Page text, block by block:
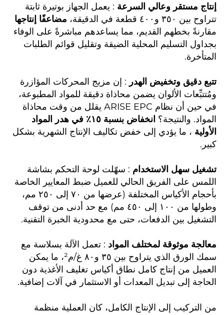
إنتاج مستقر وعالي السرعة : يعمل الجهاز بوتيرة ثابتة
تتراوح بين ٣٥٠ و٤٠٠ قطعة في الدقيقة،
مضاعفًا إنتاجها
مقارنةً بخطهم القديم، مما يساعدهم مباشرةً على الوفاء
بجداول التسليم المحلية الضيقة وتقليل قوائم الطلبات
المتأخرة.
تتبع دقيق وتخفيض الهدر : إن مزيج المحركات المؤازرة
ومُتتبِّعات الألوان يضمن محاذاة دقيقة للمواد المطبوعة،
في حين أن نظام ARISE EPC يقلل من وقت محاذاة
المواد. والنتيجة؟
انخفاض بنسبة ١٥٪ في هدر المواد
الأولية ، ما يؤدي إلى خفض تكاليف الإنتاج الشهرية بشكل
كبير.
تشغيل سهل الاستخدام : سهّلت لوحة التحكم بشاشة
اللمس على الفريق الحالي للعميل ضبط المعايير الخاصة
بأحجام الأكياس المختلفة (عرضها من ٧٠ إلى ٢٥٠ مم،
وطولها من ١٠٠ إلى ٤٥٠ مم) مع حد أدنى من توقف
التشغيل بين الدفعات، حتى مع محدودية الخبرة التقنية.
معالجة موثوقة لمختلف المواد : تعمل الآلة بسلاسة مع
سمك الورق الذي يتراوح بين ٣٥ و٨٠ غ/م²، ما يمكن
العميل من إنتاج كامل نطاق أكياس تغليف الأغذية دون
الحاجة إلى تبديل المعدات أو الاستثمار في آلات إضافية.
من التركيب إلى الإنتاج الكامل، كان العملية منظمة